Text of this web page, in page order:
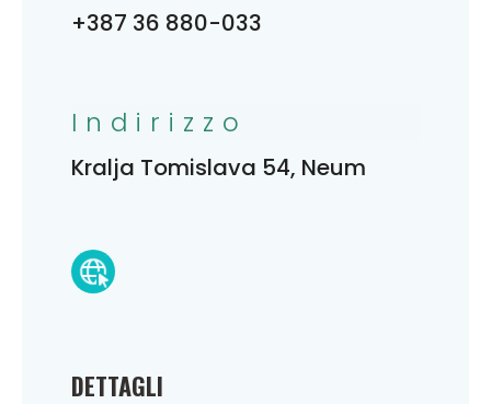
DETTAGLI
+387 36 880-033
Indirizzo
Kralja Tomislava 54, Neum